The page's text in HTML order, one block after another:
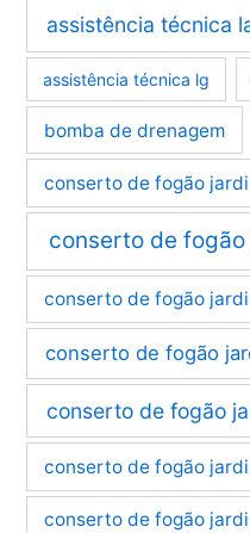
assistência técnica
assistência técnica lg
bomba de drenagem
conserto de fogão
conserto de
conserto de fogão
conserto de fogão
conserto de fogão
conserto de fogão
conserto de fogão